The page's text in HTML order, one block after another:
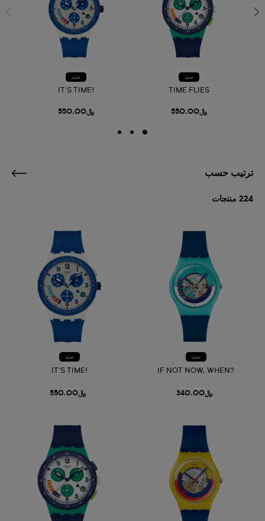
جديد
TIME FLIES
﷼550.00
جديد
IT'S TIME!
﷼550.00
ترتيب حسب
224 منتجات
جديد
IF NOT NOW, WHEN?
﷼340.00
جديد
IT'S TIME!
﷼550.00